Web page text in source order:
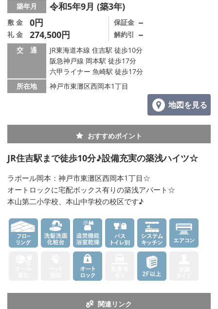
築年月 令和5年9月 (築3年)
敷 金 0円
礼 金 274,500円
保証金 －
解約引 －
交 通
JR東海道本線 住吉駅 徒歩10分
阪急神戸線 岡本駅 徒歩17分
六甲ライナー 魚崎駅 徒歩17分
所在地
神戸市東灘区西岡本1丁目
地図を見る
おすすめポイント
JR住吉駅まで徒歩10分♪設備充実の築浅ハイツ☆
ラポール岡本：神戸市東灘区西岡本1丁目☆
オートロックに宅配ボックス有りの築浅アパート☆
本山第二小学校、本山中学校の校区です♪
関連リンク